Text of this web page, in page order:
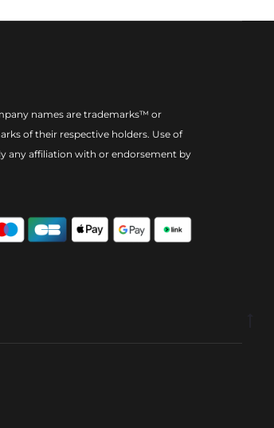
names are trademarks™ or
of their respective holders. Use of
any affiliation with or endorsement by